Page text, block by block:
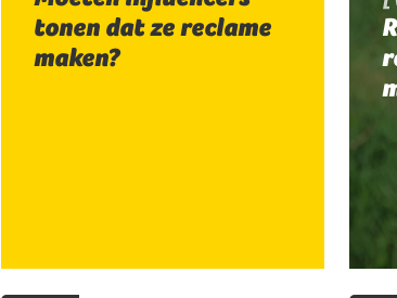
tonen dat ze reclame
maken?